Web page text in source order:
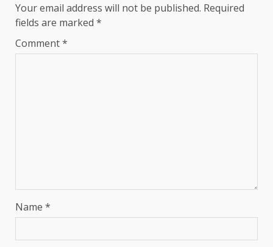
Your email address will not be published. Required
fields are marked *
Comment*
Name *